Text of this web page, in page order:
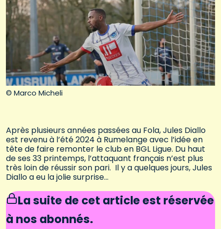
© Marco Micheli
Après plusieurs années passées au Fola, Jules Diallo
est revenu à l’été 2024 à Rumelange avec l’idée en
tête de faire remonter le club en BGL Ligue. Du haut
de ses 33 printemps, l’attaquant français n’est plus
très loin de réussir son pari. Il y a quelques jours, Jules
Diallo a eu la jolie surprise…
La suite de cet article est réservée
à nos abonnés.